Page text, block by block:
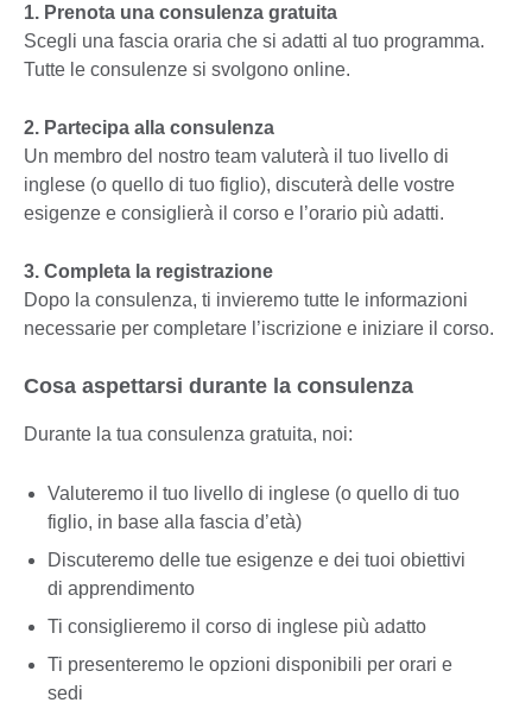
1. Prenota una consulenza gratuita
Scegli una fascia oraria che si adatti al tuo programma.
Tutte le consulenze si svolgono online.
2. Partecipa alla consulenza
Un membro del nostro team valuterà il tuo livello di
inglese (o quello di tuo figlio), discuterà delle vostre
esigenze e consiglierà il corso e l’orario più adatti.
3. Completa la registrazione
Dopo la consulenza, ti invieremo tutte le informazioni
necessarie per completare l’iscrizione e iniziare il corso.
Cosa aspettarsi durante la consulenza
Durante la tua consulenza gratuita, noi:
Valuteremo il tuo livello di inglese (o quello di tuo
figlio, in base alla fascia d’età)
Discuteremo delle tue esigenze e dei tuoi obiettivi
di apprendimento
Ti consiglieremo il corso di inglese più adatto
Ti presenteremo le opzioni disponibili per orari e
sedi